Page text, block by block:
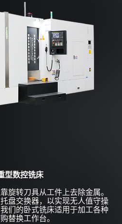
型数控铣床
旋转刀具从工件上去除金属。
盘交换器，以实现无人值守操
们的卧式铣床适用于加工各种
替换工作台。